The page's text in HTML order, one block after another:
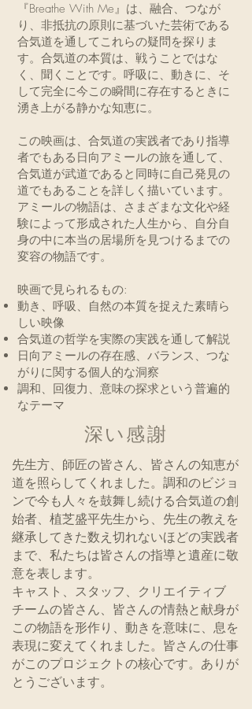
『Breathe With Me』は、融合、つなが
り、非抵抗の原則に基づいた芸術である
合気道を通してこれらの疑問を探りま
す。合気道の本質は、戦うことではな
く、聞くことです。呼吸に、動きに、そ
して完全に今この瞬間に存在するときに
湧き上がる静かな知恵に。
この映画は、合気道の実践者であり指導
者でもある日向アミールの旅を通して、
合気道が武道であると同時に自己発見の
道でもあることを詳しく描いています。
アミールの物語は、さまざまな文化や経
験によって形成された人生から、自分自
身の中に本当の居場所を見つけるまでの
変容の物語です。
映画で見られるもの:
動き、呼吸、自然の本質を捉えた素晴ら
しい映像
合気道の哲学を実際の実践を通して解説
日向アミールの存在感、バランス、つな
がりに関する個人的な洞察
調和、回復力、意味の探求という普遍的
なテーマ
深い感謝
先生方、師匠の皆さん、皆さんの知恵が
道を照らしてくれました。調和のビジョ
ンで今も人々を鼓舞し続ける合気道の創
始者、植芝盛平先生から、先生の教えを
継承してきた数え切れないほどの実践者
まで、私たちは皆さんの指導と遺産に敬
意を表します。
キャスト、スタッフ、クリエイティブ
チームの皆さん、皆さんの情熱と献身が
この物語を形作り、動きを意味に、息を
表現に変えてくれました。皆さんの仕事
がこのプロジェクトの核心です。ありが
とうございます。